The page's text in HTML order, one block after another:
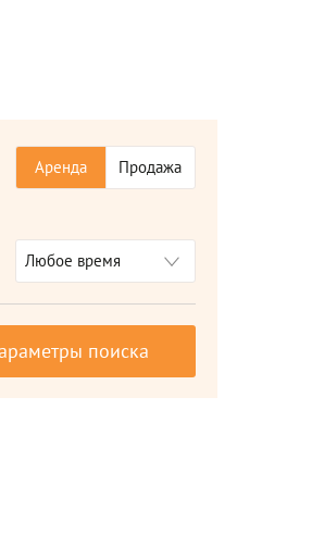
Аренда Продажа
Любое время
поиска